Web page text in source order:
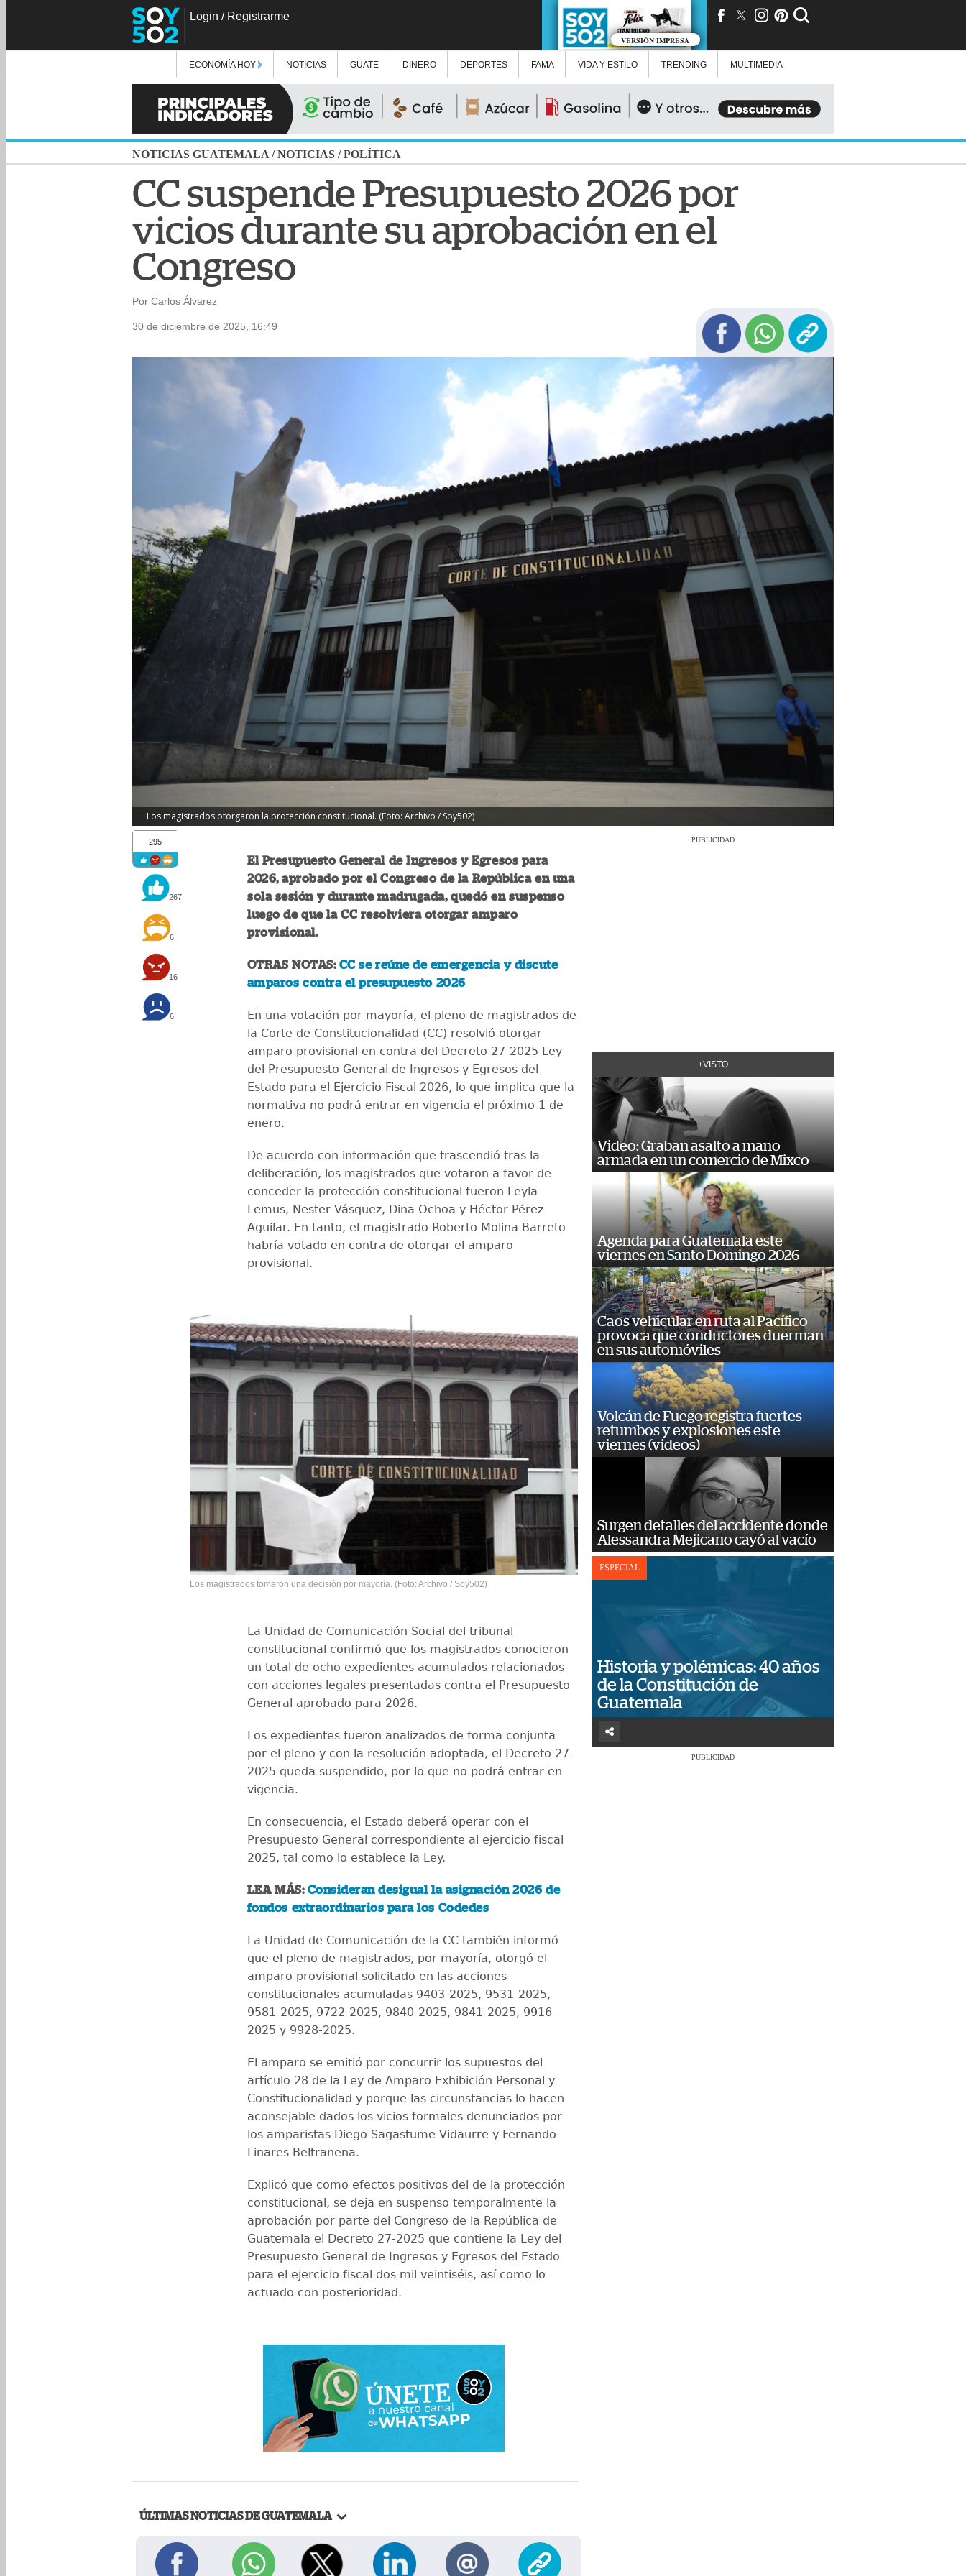
Login / Registrarme
VERSIÓN IMPRESA
ECONOMÍA HOY NOTICIAS GUATE DINERO DEPORTES FAMA VIDA Y ESTILO TRENDING MULTIMEDIA
NOTICIAS GUATEMALA /NOTICIAS /POLÍTICA
CC suspende Presupuesto 2026 por
vicios durante su aprobación en el
Congreso
Por Carlos Álvarez
30 de diciembre de 2025, 16:49
Los magistrados otorgaron la protección constitucional. (Foto: Archivo / Soy502)
295
267
6
16
6
El Presupuesto General de Ingresos y Egresos para
2026, aprobado por el Congreso de la República en una
sola sesión y durante madrugada, quedó en suspenso
luego de que la CC resolviera otorgar amparo
provisional.
OTRAS NOTAS: CC se reúne de emergencia y discute
amparos contra el presupuesto 2026
En una votación por mayoría, el pleno de magistrados de
la Corte de Constitucionalidad (CC) resolvió otorgar
amparo provisional en contra del Decreto 27-2025 Ley
del Presupuesto General de Ingresos y Egresos del
Estado para el Ejercicio Fiscal 2026, lo que implica que la
normativa no podrá entrar en vigencia el próximo 1 de
enero.
De acuerdo con información que trascendió tras la
deliberación, los magistrados que votaron a favor de
conceder la protección constitucional fueron Leyla
Lemus, Nester Vásquez, Dina Ochoa y Héctor Pérez
Aguilar. En tanto, el magistrado Roberto Molina Barreto
habría votado en contra de otorgar el amparo
provisional.
Los magistrados tomaron una decisión por mayoría. (Foto: Archivo / Soy502)
La Unidad de Comunicación Social del tribunal
constitucional confirmó que los magistrados conocieron
un total de ocho expedientes acumulados relacionados
con acciones legales presentadas contra el Presupuesto
General aprobado para 2026.
Los expedientes fueron analizados de forma conjunta
por el pleno y con la resolución adoptada, el Decreto 27-
2025 queda suspendido, por lo que no podrá entrar en
vigencia.
En consecuencia, el Estado deberá operar con el
Presupuesto General correspondiente al ejercicio fiscal
2025, tal como lo establece la Ley.
LEA MÁS: Consideran desigual la asignación 2026 de
fondos extraordinarios para los Codedes
La Unidad de Comunicación de la CC también informó
que el pleno de magistrados, por mayoría, otorgó el
amparo provisional solicitado en las acciones
constitucionales acumuladas 9403-2025, 9531-2025,
9581-2025, 9722-2025, 9840-2025, 9841-2025, 9916-
2025 y 9928-2025.
El amparo se emitió por concurrir los supuestos del
artículo 28 de la Ley de Amparo Exhibición Personal y
Constitucionalidad y porque las circunstancias lo hacen
aconsejable dados los vicios formales denunciados por
los amparistas Diego Sagastume Vidaurre y Fernando
Linares-Beltranena.
Explicó que como efectos positivos del de la protección
constitucional, se deja en suspenso temporalmente la
aprobación por parte del Congreso de la República de
Guatemala el Decreto 27-2025 que contiene la Ley del
Presupuesto General de Ingresos y Egresos del Estado
para el ejercicio fiscal dos mil veintiséis, así como lo
actuado con posterioridad.
ÚLTIMAS NOTICIAS DE GUATEMALA
PUBLICIDAD
+VISTO
Video: Graban asalto a mano
armada en un comercio de Mixco
Agenda para Guatemala este
viernes en Santo Domingo 2026
Caos vehicular en ruta al Pacífico
provoca que conductores duerman
en sus automóviles
Volcán de Fuego registra fuertes
retumbos y explosiones este
viernes (videos)
Surgen detalles del accidente donde
Alessandra Mejicano cayó al vacío
ESPECIAL
Historia y polémicas: 40 años
de la Constitución de
Guatemala
PUBLICIDAD